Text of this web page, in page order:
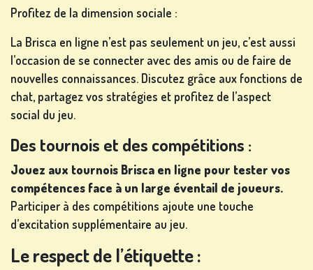
Profitez de la dimension sociale :
La Brisca en ligne n’est pas seulement un jeu, c’est aussi
l’occasion de se connecter avec des amis ou de faire de
nouvelles connaissances. Discutez grâce aux fonctions de
chat, partagez vos stratégies et profitez de l’aspect
social du jeu.
Des tournois et des compétitions :
Jouez aux tournois Brisca en ligne pour tester vos
compétences face à un large éventail de joueurs.
Participer à des compétitions ajoute une touche
d’excitation supplémentaire au jeu.
Le respect de l’étiquette :